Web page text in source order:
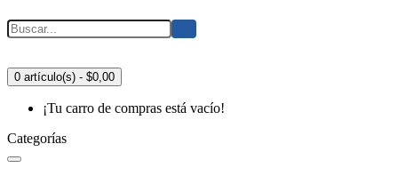
0 artículo(s) - $0,00
¡Tu carro de compras está vacío!
Categorías